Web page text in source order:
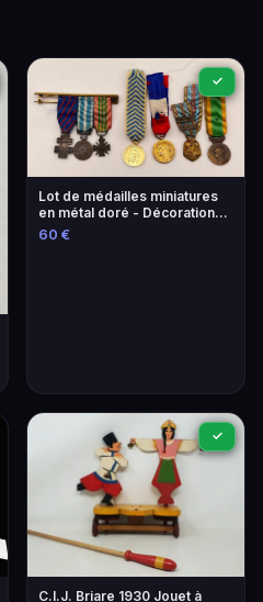
✓
Lot de médailles miniatures
en métal doré - Décorations
militaires françaises
60 €
✓
C.I.J. Briare 1930 Jouet à